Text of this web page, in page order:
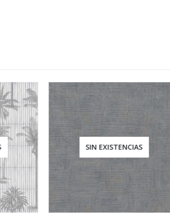
SIN EXISTENCIAS